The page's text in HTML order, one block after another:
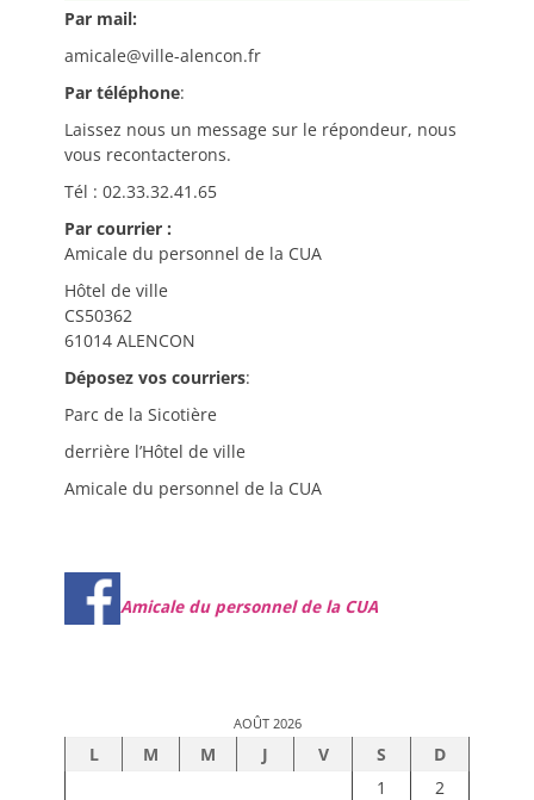
Par mail:
amicale@ville-alencon.fr
Par téléphone:
Laissez nous un message sur le répondeur, nous
vous recontacterons.
Tél : 02.33.32.41.65
Par courrier :
Amicale du personnel de la CUA
Hôtel de ville
CS50362
61014 ALENCON
Déposez vos courriers:
Parc de la Sicotière
derrière l’Hôtel de ville
Amicale du personnel de la CUA
Amicale du personnel de la CUA
AOÛT 2026
L M M J V S
D
1
2